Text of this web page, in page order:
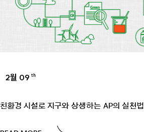
2월 09 th
친환경 시설로 지구와 상생하는 AP의 실천법